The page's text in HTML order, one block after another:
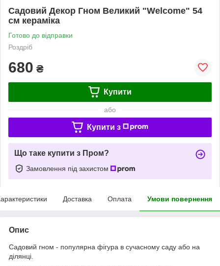
Садовий Декор Гном Великий "Welcome" 54
см кераміка
Готово до відправки
Роздріб
680 ₴
Купити
або
Купити з
Що таке купити з Пром?
Замовлення під захистом
Доставка Оплата Умови повернення
Опис
Садовий гном - популярна фігура в сучасному саду або на
ділянці.